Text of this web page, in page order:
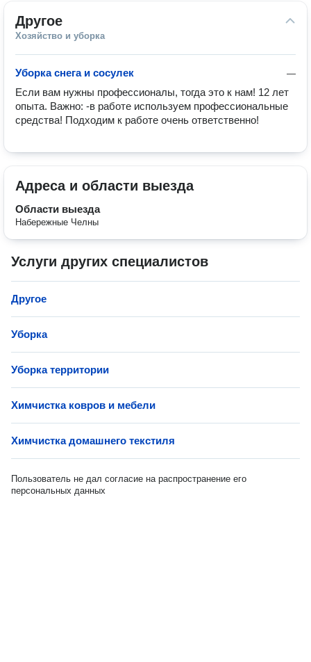
Другое
Хозяйство и уборка
—
Уборка снега и сосулек
Если вам нужны профессионалы, тогда это к нам! 12 лет
опыта. Важно: -в работе используем профессиональные
средства! Подходим к работе очень ответственно!
Адреса и области выезда
Области выезда
Набережные Челны
Услуги других специалистов
Другое
Уборка
Уборка территории
Химчистка ковров и мебели
Химчистка домашнего текстиля
Пользователь не дал согласие на распространение его
персональных данных